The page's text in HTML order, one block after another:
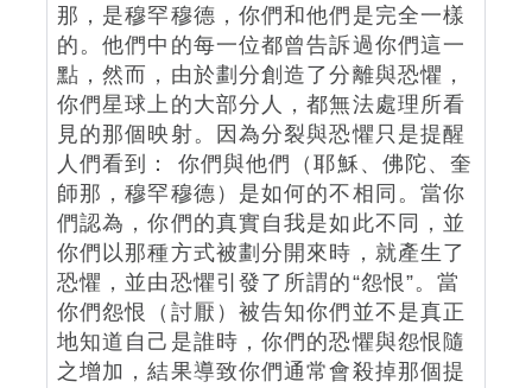
那，是穆罕穆德，你們和他們是完全一樣
的。他們中的每一位都曾告訴過你們這一
點，然而，由於劃分創造了分離與恐懼，
你們星球上的大部分人，都無法處理所看
見的那個映射。因為分裂與恐懼只是提醒
人們看到： 你們與他們（耶穌、佛陀、奎
師那，穆罕穆德）是如何的不相同。當你
們認為，你們的真實自我是如此不同，並
你們以那種方式被劃分開來時，就產生了
恐懼，並由恐懼引發了所謂的“怨恨”。當
你們怨恨（討厭）被告知你們並不是真正
地知道自己是誰時，你們的恐懼與怨恨隨
之增加，結果導致你們通常會殺掉那個提